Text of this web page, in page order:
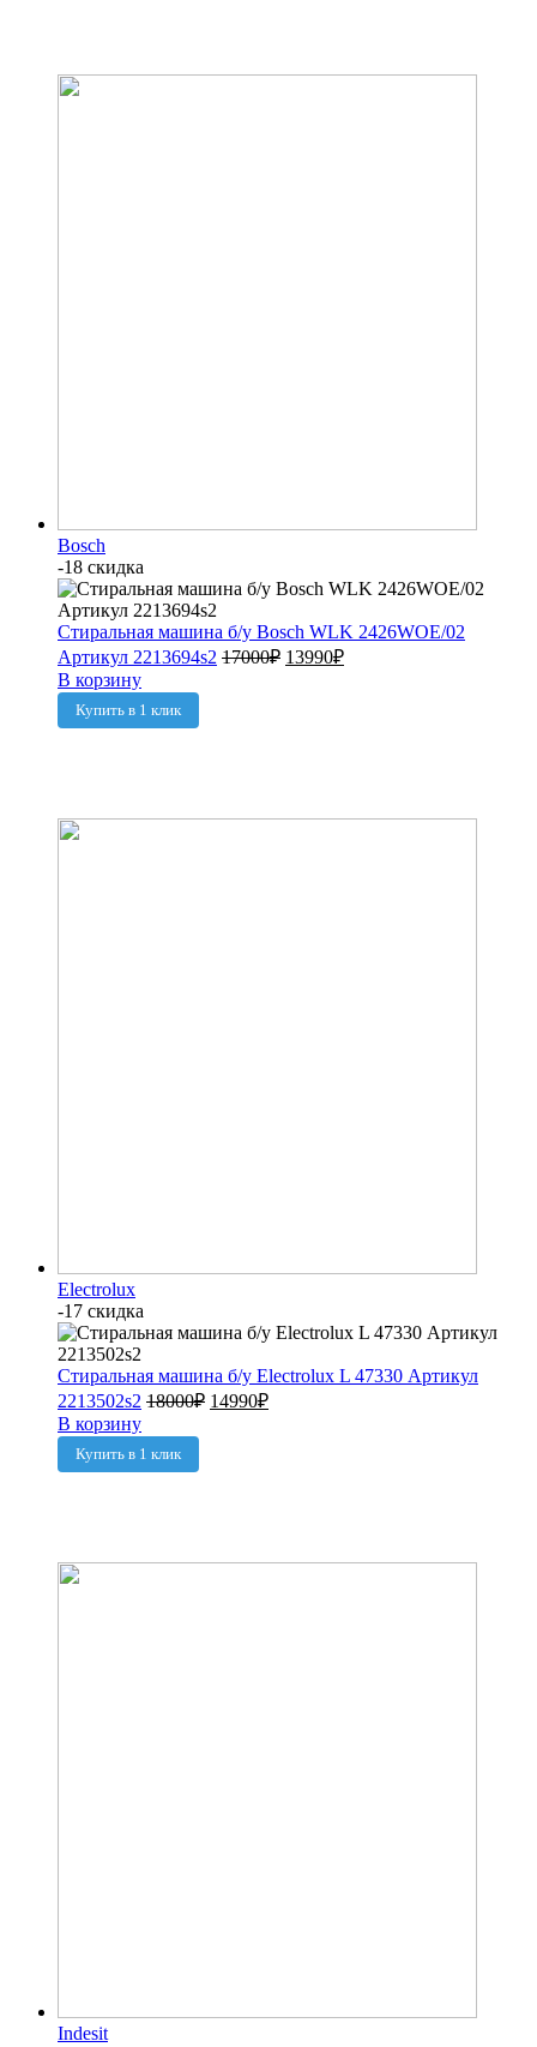
Bosch
-18 скидка
Стиральная машина б/у Bosch WLK 2426WOE/02
Артикул 2213694s2 17000₽ 13990₽
В корзину
Купить в 1 клик
Electrolux
-17 скидка
Стиральная машина б/у Electrolux L 47330 Артикул
2213502s2 18000₽ 14990₽
В корзину
Купить в 1 клик
Indesit